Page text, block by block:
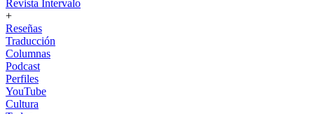
Revista Intervalo
+
Reseñas
Traducción
Columnas
Podcast
Perfiles
YouTube
Cultura